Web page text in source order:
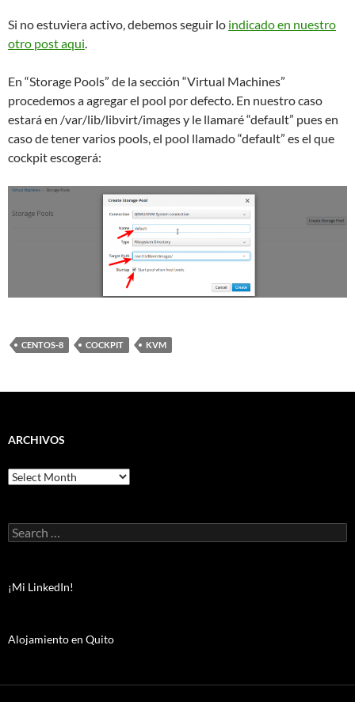
Si no estuviera activo, debemos seguir lo indicado en nuestro
otro post aqui.
En “Storage Pools” de la sección “Virtual Machines”
procedemos a agregar el pool por defecto. En nuestro caso
estará en /var/lib/libvirt/images y le llamaré “default” pues en
caso de tener varios pools, el pool llamado “default” es el que
cockpit escogerá:
CENTOS-8 COCKPIT KVM
ARCHIVOS
Archivos
Search
for:
¡Mi LinkedIn!
Alojamiento en Quito